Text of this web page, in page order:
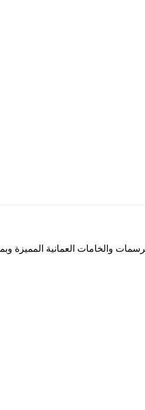
والخامات العمانية المميزة